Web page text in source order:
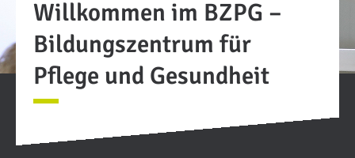
Willkommen im BZPG –
Bildungszentrum für
Pflege und Gesundheit